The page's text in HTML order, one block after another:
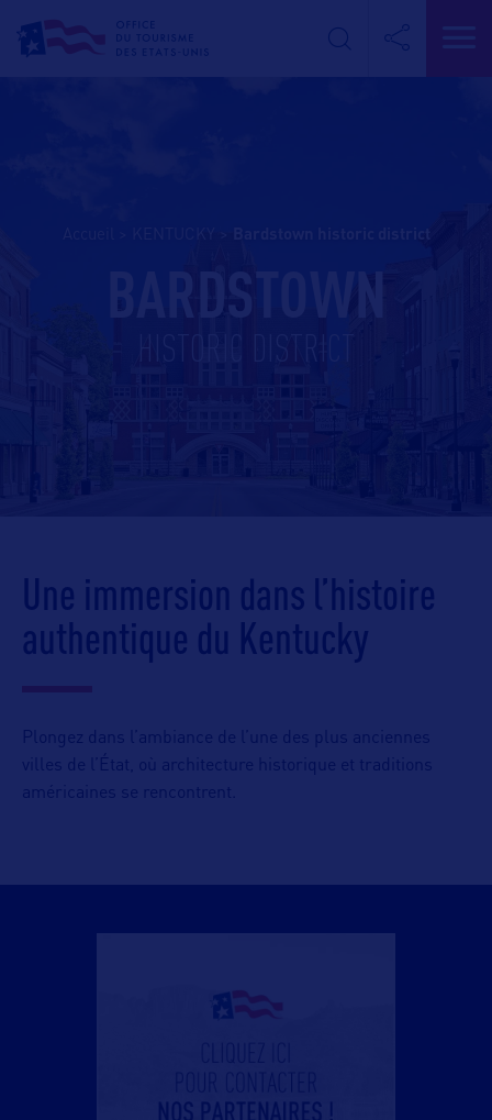
BARDSTOWN
Une immersion dans l’histoire
authentique du Kentucky
Plongez dans l’ambiance de l’une des plus anciennes
villes de l’État, où architecture historique et traditions
américaines se rencontrent.